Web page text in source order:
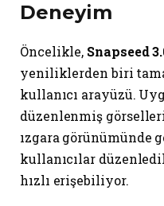
Deneyim
Öncelikle, Snapseed
yeniliklerden biri
kullanıcı arayüzü.
düzenlenmiş
ızgara görünümünde
kullanıcılar
hızlı erişebiliyor.